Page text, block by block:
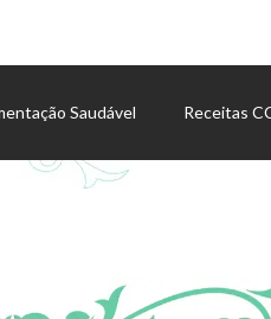
Saudável Receitas